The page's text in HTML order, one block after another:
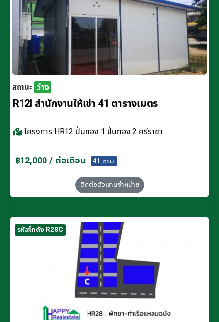
สถานะ ว่าง
R12I สำนักงานให้เช่า 41 ตารางเมตร
โครงการ HR12 ปิ่นทอง 1 ปิ่นทอง 2 ศรีราชา
฿12,000 / ต่อเดือน 41 ตรม.
ติดต่อตัวแทนจำหน่าย
รหัสโกดัง R28C